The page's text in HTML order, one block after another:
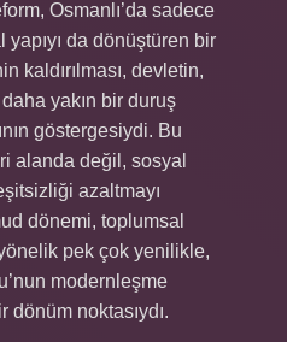
Osmanlı’da sadece
da dönüştüren bir
kaldırılması, devletin,
yakın bir duruş
göstergesiydi. Bu
alanda değil, sosyal
azaltmayı
dönemi, toplumsal
pek çok yenilikle,
modernleşme
dönüm noktasıydı.